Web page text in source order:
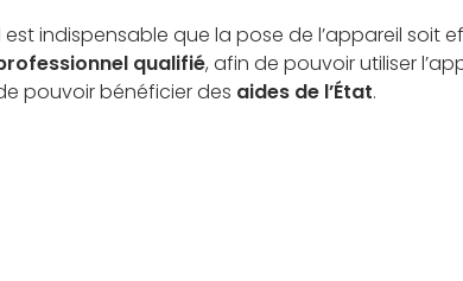
est indispensable que la pose de l’appareil soit
qualifié, afin de pouvoir utiliser
pouvoir bénéficier des aides de l’État.